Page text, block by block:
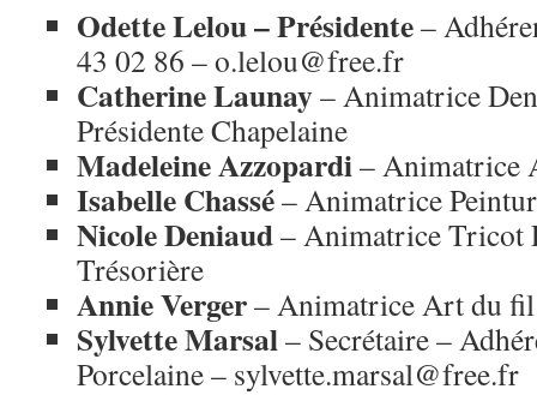
Odette Lelou – Présidente–
43 02 86 – o.lelou@free.fr
Catherine Launay– Animatrice
Présidente Chapelaine
Madeleine Azzopardi– Animatrice
Isabelle Chassé– Animatrice
Nicole Deniaud– Animatrice Tricot
Trésorière
Annie Verger– Animatrice Art du fil
Sylvette Marsal– Secrétaire –
Porcelaine – sylvette.marsal@free.fr